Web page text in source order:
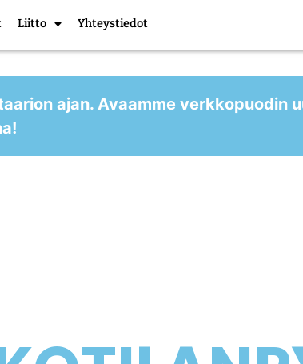
Liitto Yhteystiedot
ajan. Avaamme verkkopuodin